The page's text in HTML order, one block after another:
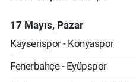
17 Mayıs, Pazar
Kayserispor - Konyaspor
Fenerbahçe - Eyüpspor